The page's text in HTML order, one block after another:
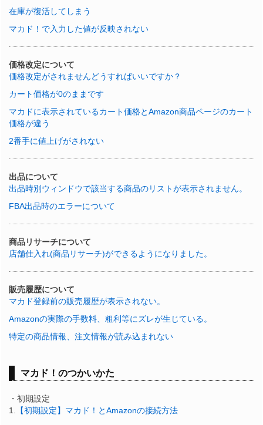
在庫が復活してしまう
マカド！で入力した値が反映されない
価格改定について
価格改定がされませんどうすればいいですか？
カート価格が0のままです
マカドに表示されているカート価格とAmazon商品ページのカート
価格が違う
2番手に値上げがされない
出品について
出品時別ウィンドウで該当する商品のリストが表示されません。
FBA出品時のエラーについて
商品リサーチについて
店舗仕入れ(商品リサーチ)ができるようになりました。
販売履歴について
マカド登録前の販売履歴が表示されない。
Amazonの実際の手数料、粗利等にズレが生じている。
特定の商品情報、注文情報が読み込まれない
マカド！のつかいかた
・初期設定
1.
【初期設定】マカド！とAmazonの接続方法